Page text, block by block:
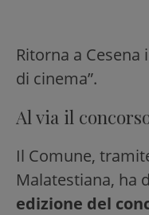
Ritorna a Cesena
di cinema”.
Al via il
Il Comune,
Malatestiana, ha
edizione del